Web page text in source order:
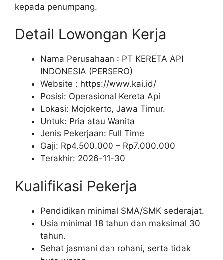
kepada penumpang.
Detail Lowongan Kerja
Nama Perusahaan : PT KERETA API
INDONESIA (PERSERO)
Website : https://www.kai.id/
Posisi: Operasional Kereta Api
Lokasi: Mojokerto, Jawa Timur.
Untuk: Pria atau Wanita
Jenis Pekerjaan: Full Time
Gaji: Rp4.500.000 – Rp7.000.000
Terakhir: 2026-11-30
Kualifikasi Pekerja
Pendidikan minimal SMA/SMK sederajat.
Usia minimal 18 tahun dan maksimal 30
tahun.
Sehat jasmani dan rohani, serta tidak